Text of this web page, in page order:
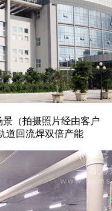
拍摄照片经由客户
流焊双倍产能